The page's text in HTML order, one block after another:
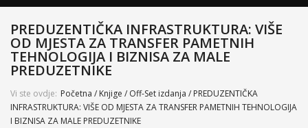
PREDUZENTIČKA INFRASTRUKTURA: VIŠE
OD MJESTA ZA TRANSFER PAMETNIH
TEHNOLOGIJA I BIZNISA ZA MALE
PREDUZETNIKE
Vi ste ovdje: Početna / Knjige / Off-Set izdanja / PREDUZENTIČKA
INFRASTRUKTURA: VIŠE OD MJESTA ZA TRANSFER PAMETNIH TEHNOLOGIJA
I BIZNISA ZA MALE PREDUZETNIKE